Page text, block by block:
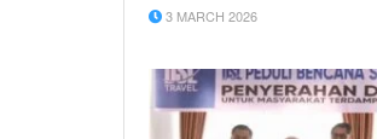
3 MARCH 2026